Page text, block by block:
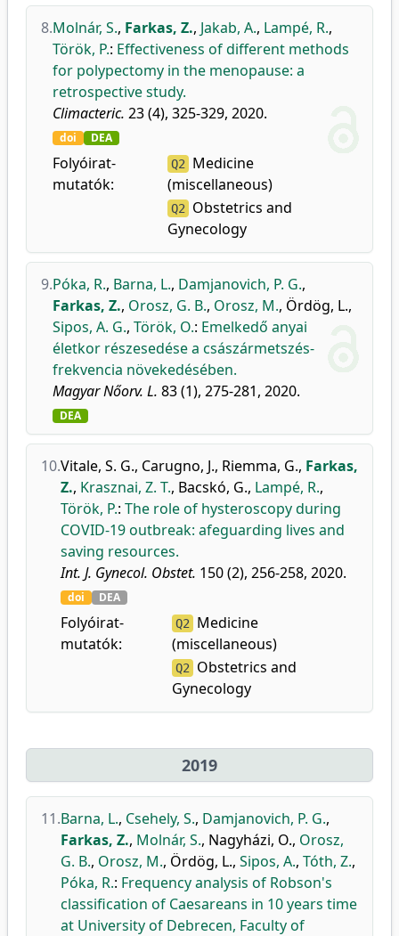
8.Molnár, S., Farkas, Z., Jakab, A., Lampé, R.,
Török, P.: Effectiveness of different methods
for polypectomy in the menopause: a
retrospective study.
Climacteric. 23 (4), 325-329, 2020.
doi DEA
Folyóirat-
mutatók:
Q2 Medicine
(miscellaneous)
Q2 Obstetrics and
Gynecology
9.Póka, R., Barna, L., Damjanovich, P. G.,
Farkas, Z., Orosz, G. B., Orosz, M., Ördög, L.,
Sipos, A. G., Török, O.: Emelkedő anyai
életkor részesedése a császármetszés-
frekvencia növekedésében.
Magyar Nőorv. L. 83 (1), 275-281, 2020.
DEA
10.Vitale, S. G., Carugno, J., Riemma, G., Farkas,
Z., Krasznai, Z. T., Bacskó, G., Lampé, R.,
Török, P.: The role of hysteroscopy during
COVID-19 outbreak: afeguarding lives and
saving resources.
Int. J. Gynecol. Obstet. 150 (2), 256-258, 2020.
doi DEA
Folyóirat-
mutatók:
Q2
Medicine
(miscellaneous)
Q2
Obstetrics and
Gynecology
2019
11.Barna, L., Csehely, S., Damjanovich, P. G.,
Farkas, Z., Molnár, S., Nagyházi, O., Orosz,
G. B., Orosz, M., Ördög, L., Sipos, A., Tóth, Z.,
Póka, R.: Frequency analysis of Robson's
classification of Caesareans in 10 years time
at University of Debrecen, Faculty of